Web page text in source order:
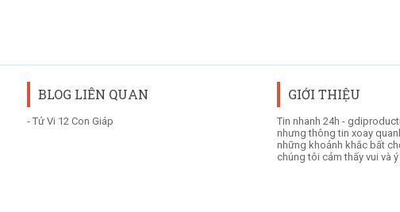
BLOG LIÊN QUAN
- Tử Vi 12 Con Giáp
GIỚI THIỆU
Tin nhanh 24h -
nhưng thông tin xoay
những khoảnh khắc bất
chúng tôi cảm thấy vui và